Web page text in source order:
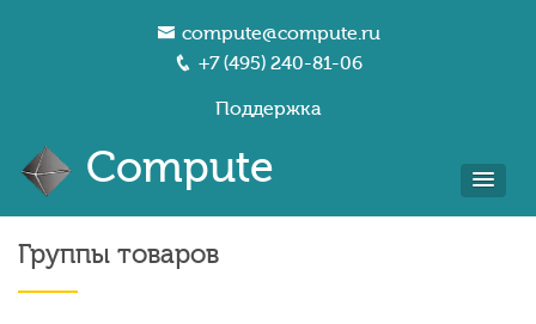
compute@compute.ru
+7 (495) 240-81-06
Поддержка
Compute
Группы товаров